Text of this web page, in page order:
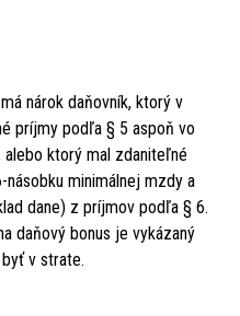
nárok daňovník, ktorý v
príjmy podľa § 5 aspoň vo
alebo ktorý mal zdaniteľné
minimálnej mzdy a
dane) z príjmov podľa § 6.
daňový bonus je vykázaný
v strate.